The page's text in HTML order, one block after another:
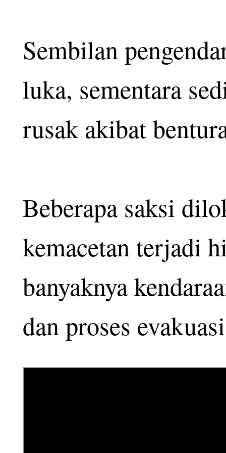
Sembilan
luka, sementara
rusak akibat
Beberapa saksi
kemacetan terjadi
banyaknya
dan proses